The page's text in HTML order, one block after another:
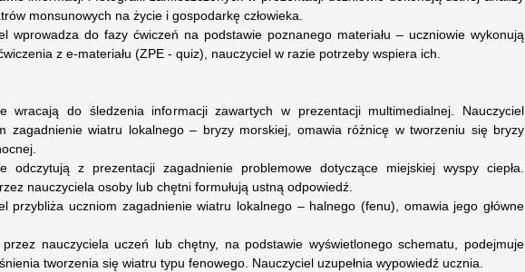
monsunowych na życie i gospodarkę człowieka.
wprowadza do fazy ćwiczeń na podstawie poznanego materiału – uczniowie wykonują
z e‑materiału (ZPE - quiz), nauczyciel w razie potrzeby wspiera ich.
wracają do śledzenia informacji zawartych w prezentacji multimedialnej. Nauczyciel
zagadnienie wiatru lokalnego – bryzy morskiej, omawia różnicę w tworzeniu się bryzy
odczytują z prezentacji zagadnienie problemowe dotyczące miejskiej wyspy ciepła.
nauczyciela osoby lub chętni formułują ustną odpowiedź.
przybliża uczniom zagadnienie wiatru lokalnego – halnego (fenu), omawia jego główne
przez nauczyciela uczeń lub chętny, na podstawie wyświetlonego schematu, podejmuje
tworzenia się wiatru typu fenowego. Nauczyciel uzupełnia wypowiedź ucznia.